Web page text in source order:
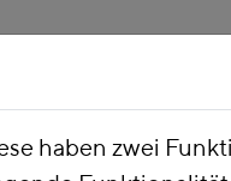
haben zwei